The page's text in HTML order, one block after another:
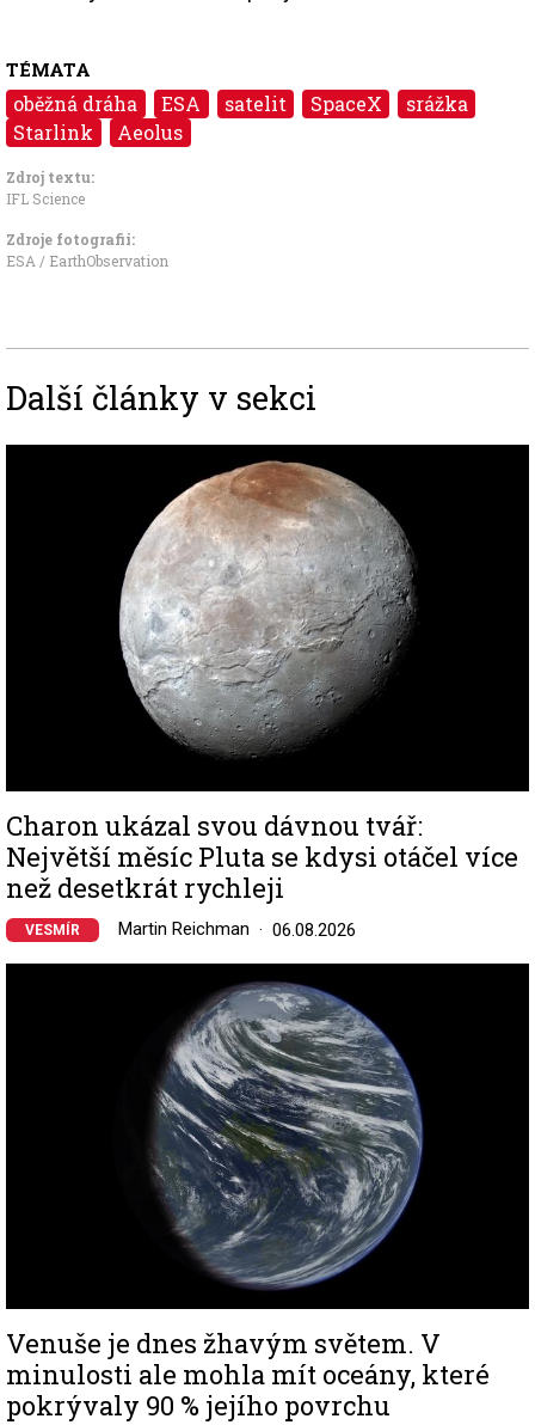
TÉMATA
oběžná dráha ESA satelit SpaceX
srážka
Starlink
Aeolus
Zdroj textu:
IFL Science
Zdroje fotografii:
ESA / EarthObservation
Další články v sekci
Charon ukázal svou dávnou tvář:
Největší měsíc Pluta se kdysi otáčel více
než desetkrát rychleji
VESMÍR Martin Reichman 06.08.2026
Venuše je dnes žhavým světem. V
minulosti ale mohla mít oceány, které
pokrývaly 90 % jejího povrchu